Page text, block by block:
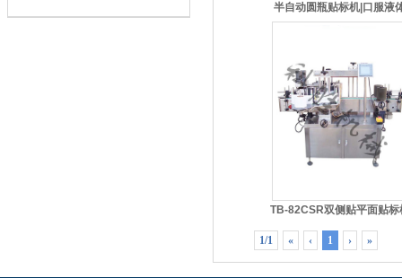
半自动圆瓶贴标机|口服液
TB-82CSR双侧贴平面贴标
1/1 « ‹ 1 › »